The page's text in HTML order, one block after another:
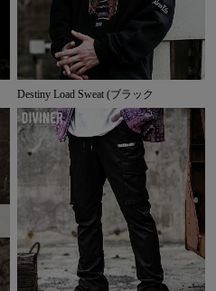
Destiny Load Sweat (ブラック